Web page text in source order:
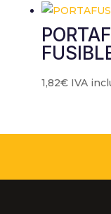
1,82€ IVA